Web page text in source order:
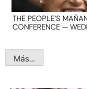
THE PEOPLE’S
CONFERENCE —
Más...